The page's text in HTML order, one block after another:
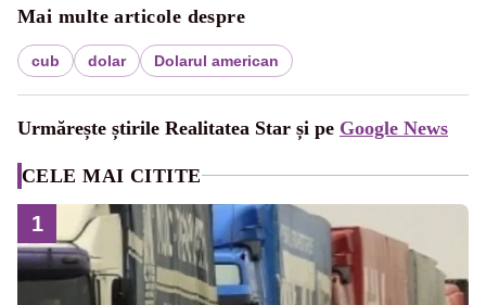
Mai multe articole despre
cub dolar Dolarul american
Urmărește știrile Realitatea Star și pe Google News
CELE MAI CITITE
1